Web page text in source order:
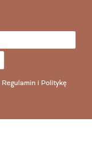
Regulamin i Politykę